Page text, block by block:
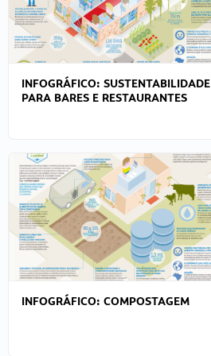
INFOGRÁFICO: SUSTENTABILIDADE
PARA BARES E RESTAURANTES
INFOGRÁFICO: COMPOSTAGEM